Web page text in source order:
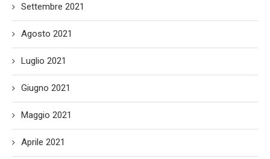
Settembre 2021
Agosto 2021
Luglio 2021
Giugno 2021
Maggio 2021
Aprile 2021